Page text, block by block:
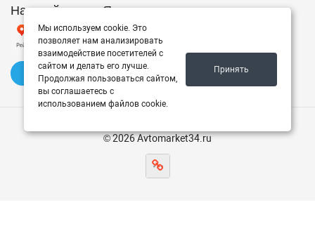
Наш рейтинг на Яндексе
✍️ Оставить отзыв
© 2026 Avtomarket34.ru
Мы используем cookie. Это
позволяет нам анализировать
взаимодействие посетителей с
сайтом и делать его лучше.
Продолжая пользоваться сайтом,
вы соглашаетесь с
использованием файлов cookie.
Принять